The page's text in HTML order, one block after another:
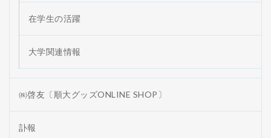
在学生の活躍
大学関連情報
㈱啓友〔順大グッズONLINE SHOP〕
訃報